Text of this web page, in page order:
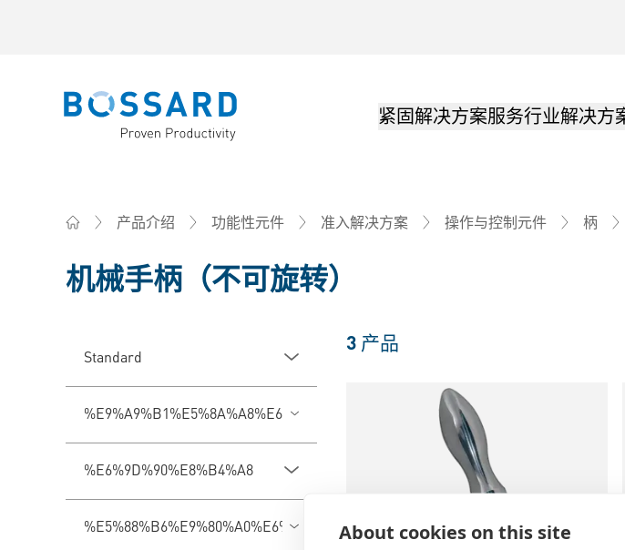
About cookies on this site
Bossard homepage 紧固解决方案服务行业解决方
产品介绍 功能性元件 准入解决方案 操作与控制元件 柄
机械手柄（不可旋转）
Standard
%E9%A9%B1%E5%8A%A8%E6%A7%BD%E5%9E%8B
%E6%9D%90%E8%B4%A8
%E5%88%B6%E9%80%A0%E6%9D%90%E6%96%99
3 产品